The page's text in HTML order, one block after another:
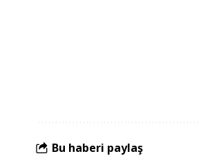
Bu haberi paylaş